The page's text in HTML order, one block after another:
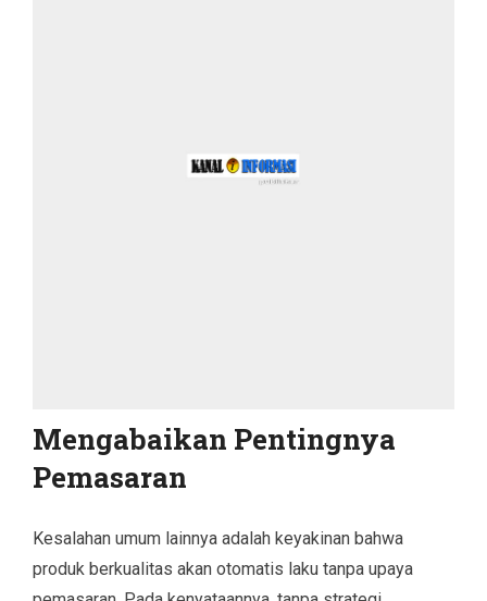
Mengabaikan Pentingnya
Pemasaran
Kesalahan umum lainnya adalah keyakinan bahwa
produk berkualitas akan otomatis laku tanpa upaya